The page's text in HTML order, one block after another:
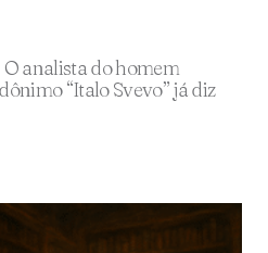
O analista do homem
“Italo Svevo” já diz